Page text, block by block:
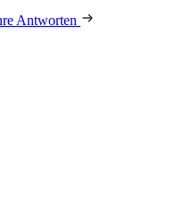
Antworten